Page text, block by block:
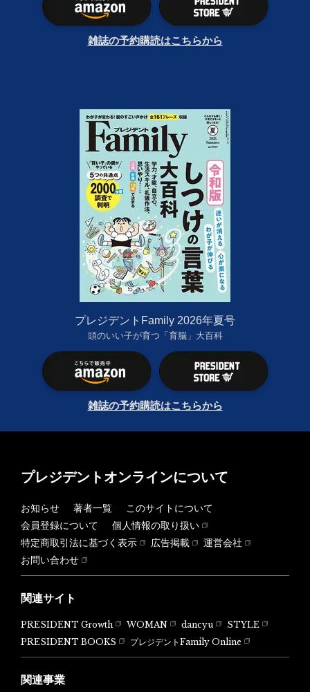
雑誌の予約購読はこちらから
プレジデントFamily 2026年夏号
頭のいい子が育つ「育脳」大百科
雑誌の予約購読はこちらから
プレジデントオンラインについて
お知らせ 著者一覧
このサイトについて
会員登録について
個人情報の取り扱い
特定商取引法に基づく表示
広告掲載
運営会社
お問い合わせ
関連サイト
PRESIDENT Growth WOMAN dancyu
STYLE
PRESIDENT BOOKS
プレジデントFamily Online
関連事業